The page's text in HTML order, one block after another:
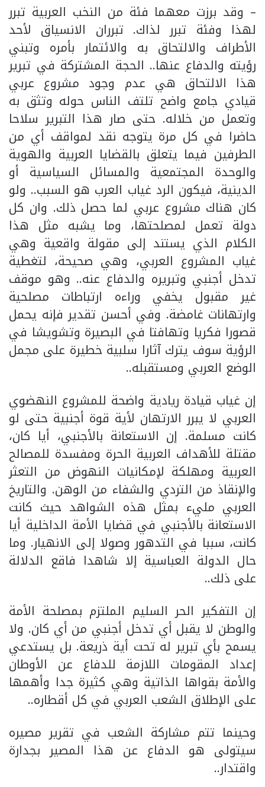
– وقد برزت معهما فئة من النخب العربية تبرر
لهذا وفئة تبرر لذاك. تبرران الانسياق لأحد
الأطراف والالتحاق به والائتمار بأمره وتبني
رؤيته والدفاع عنها.. الحجة المشتركة في تبرير
هذا الالتحاق هي عدم وجود مشروع عربي
قيادي جامع واضح تلتف الناس حوله وتثق به
وتعمل من خلاله. حتى صار هذا التبرير سلاحا
حاضرا في كل مرة يتوجه نقد لمواقف أي من
الطرفين فيما يتعلق بالقضايا العربية والهوية
والوحدة المجتمعية والمسائل السياسية أو
الدينية، فيكون الرد غياب العرب هو السبب.. ولو
كان هناك مشروع عربي لما حصل ذلك. وان كل
دولة تعمل لمصلحتها، وما يشبه مثل هذا
الكلام الذي يستند إلى مقولة واقعية وهي
غياب المشروع العربي، وهي صحيحة، لتغطية
تدخل أجنبي وتبريره والدفاع عنه.. وهو موقف
غير مقبول يخفي وراءه ارتباطات مصلحية
وارتهانات غامضة. وفي أحسن تقدير فإنه يحمل
قصورا فكريا وتهافتا في البصيرة وتشويشا في
الرؤية سوف يترك آثارا سلبية خطيرة على مجمل
الوضع العربي ومستقبله..
إن غياب قيادة ريادية واضحة للمشروع النهضوي
العربي لا يبرر الارتهان لأية قوة أجنبية حتى لو
كانت مسلمة. إن الاستعانة بالأجنبي، أيا كان،
مقتلة للأهداف العربية الحرة ومفسدة للمصالح
العربية ومهلكة لإمكانيات النهوض من التعثر
والإنقاذ من التردي والشفاء من الوهن. والتاريخ
العربي مليء بمثل هذه الشواهد حيث كانت
الاستعانة بالأجنبي في قضايا الأمة الداخلية أيا
كانت، سببا في التدهور وصولا إلى الانهيار. وما
حال الدولة العباسية إلا شاهدا فاقع الدلالة
على ذلك..
إن التفكير الحر السليم الملتزم بمصلحة الأمة
والوطن لا يقبل أي تدخل أجنبي من أي كان. ولا
يسمح بأي تبرير له تحت أية ذريعة. بل يستدعي
إعداد المقومات اللازمة للدفاع عن الأوطان
والأمة بقواها الذاتية وهي كثيرة جدا وأهمها
على الإطلاق الشعب العربي في كل أقطاره..
وحينما تتم مشاركة الشعب في تقرير مصيره
سيتولى هو الدفاع عن هذا المصير بجدارة
واقتدار..